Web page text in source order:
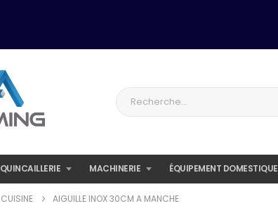
QUINCAILLERIE MACHINERIE ÉQUIPEMENT DOMESTIQUE
CUISINE AIGUILLE INOX 30CM A MANCHE